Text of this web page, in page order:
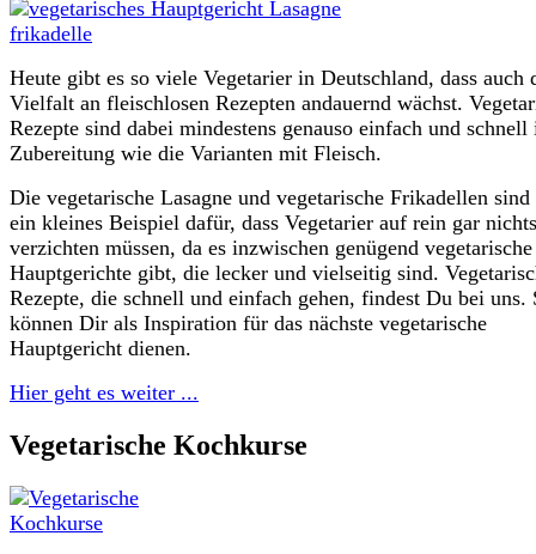
Heute gibt es so viele Vegetarier in Deutschland, dass auch
Vielfalt an fleischlosen Rezepten andauernd wächst.
Rezepte sind dabei mindestens genauso einfach und schnell
Zubereitung wie die Varianten mit Fleisch.
Die vegetarische Lasagne und vegetarische Frikadellen sind
ein kleines Beispiel dafür, dass Vegetarier auf rein gar nichts
verzichten müssen, da es inzwischen genügend vegetarische
Hauptgerichte gibt, die lecker und vielseitig sind.
Rezepte, die schnell und einfach gehen, findest Du bei uns.
können Dir als Inspiration für das nächste vegetarische
Hauptgericht dienen.
Hier geht es weiter ...
Vegetarische Kochkurse